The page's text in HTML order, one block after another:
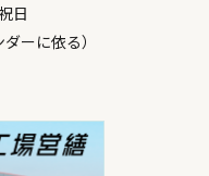
日
に依る）